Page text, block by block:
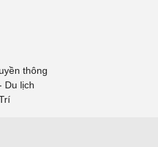
thông
Du lịch